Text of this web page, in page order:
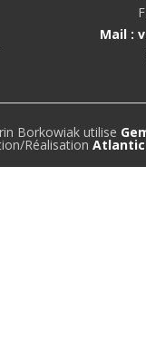
Mail :
Borkowiak utilise
Réalisation Atlantic